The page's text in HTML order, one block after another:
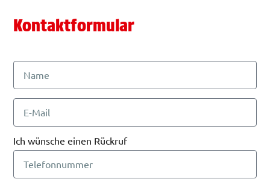
Kontaktformular
Ich wünsche einen Rückruf